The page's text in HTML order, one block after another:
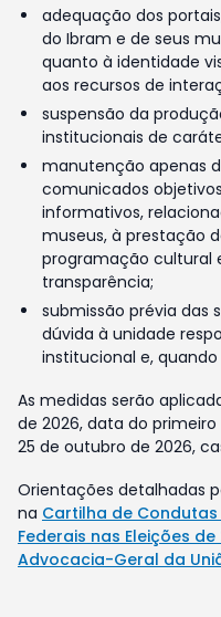
adequação dos
do Ibram e de seus
quanto à identidade
aos recursos de
suspensão da
institucionais de
manutenção apenas
comunicados
informativos,
museus, à prestação
programação cultural
transparência;
submissão prévia das
dúvida à unidade
institucional e,
As medidas serão
de 2026, data do
25 de outubro de 2026,
Orientações detalhadas
na Cartilha de
Federais nas Eleições
Advocacia-Geral da